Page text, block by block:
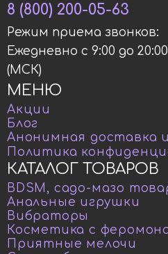
КАТАЛОГ ТОВАРОВ
BDSM, садо-мазо
Анальные игрушки
Вибраторы
Косметика с
Приятные мелочи
МЕНЮ
Акции
Блог
Анонимная доставка
Политика
8 (800) 200-05-63
Режим приема звонков:
Ежедневно с 9:00 до 20:00
(МСК)